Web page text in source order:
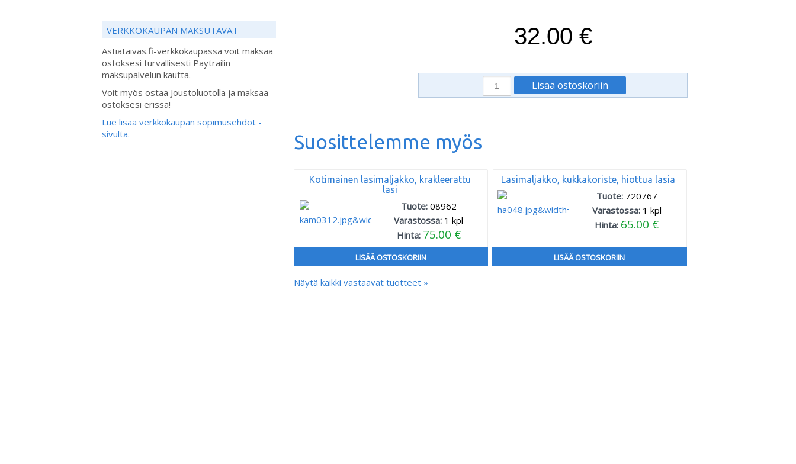
32.00 €
Suosittelemme myös
Kotimainen lasimaljakko, krakleerattu
lasi
Tuote: 08962
Varastossa: 1 kpl
Hinta: 75.00 €
LISÄÄ OSTOSKORIIN
Lasimaljakko, kukkakoriste, hiottua lasia
Tuote: 720767
Varastossa: 1 kpl
Hinta: 65.00 €
LISÄÄ OSTOSKORIIN
Näytä kaikki vastaavat tuotteet »
VERKKOKAUPAN MAKSUTAVAT
Astiataivas.fi-verkkokaupassa voit maksaa
ostoksesi turvallisesti Paytrailin
maksupalvelun kautta.
Voit myös ostaa Joustoluotolla ja maksaa
ostoksesi erissä!
Lue lisää verkkokaupan sopimusehdot -
sivulta.